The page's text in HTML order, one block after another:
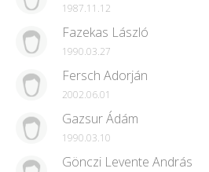
1987.11.12
Fazekas László
1990.03.27
Fersch Adorján
2002.06.01
Gazsur Ádám
1990.03.10
Gönczi Levente András